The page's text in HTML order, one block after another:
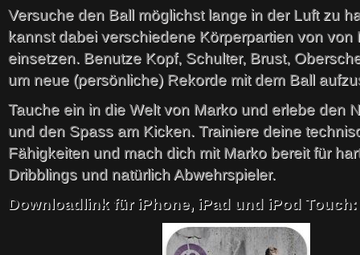
Versuche den Ball möglichst lange in der Luft zu
kannst dabei verschiedene Körperpartien von von
einsetzen. Benutze Kopf, Schulter, Brust,
um neue (persönliche) Rekorde mit dem Ball
Tauche ein in die Welt von Marko und erlebe den
und den Spass am Kicken. Trainiere deine
Fähigkeiten und mach dich mit Marko bereit für
Dribblings und natürlich Abwehrspieler.
Downloadlink für iPhone, iPad und iPod Touch: